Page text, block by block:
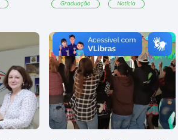
Graduação Notícia